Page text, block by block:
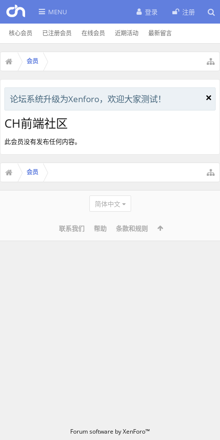
MENU
核心会员 已注册会员 在线会员 近期活动 最新留言
登录 注册
会员
论坛系统升级为Xenforo，欢迎大家测试！
CH前端社区
此会员没有发布任何内容。
会员
简体中文
联系我们 帮助 条款和规则
Forum software by XenForo™